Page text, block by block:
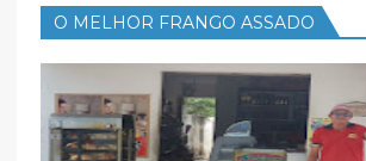
O MELHOR FRANGO ASSADO